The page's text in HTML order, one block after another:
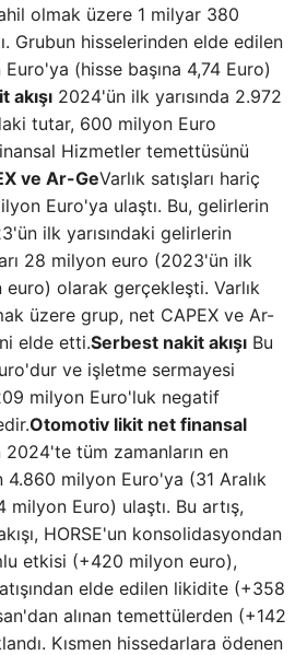
olmak üzere 1 milyar 380
Grubun hisselerinden elde edilen
(hisse başına 4,74 Euro)
2024'ün ilk yarısında 2.972
tutar, 600 milyon Euro
Hizmetler temettüsünü
ve Ar-GeVarlık satışları hariç
Euro'ya ulaştı. Bu, gelirlerin
ilk yarısındaki gelirlerin
28 milyon euro (2023'ün ilk
euro) olarak gerçekleşti. Varlık
üzere grup, net CAPEX ve Ar-
elde etti.Serbest nakit akışı Bu
ve işletme sermayesi
milyon Euro'luk negatif
Otomotiv likit net finansal
2024'te tüm zamanların en
milyon Euro'ya (31 Aralık
Euro) ulaştı. Bu artış,
HORSE'un konsolidasyondan
etkisi (+420 milyon euro),
elde edilen likidite (+358
alınan temettülerden (+142
Kısmen hissedarlara ödenen